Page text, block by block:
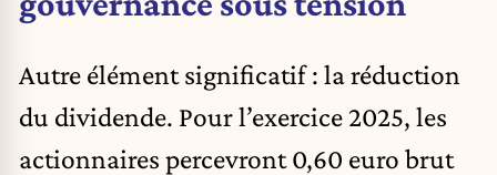
Autre élément significatif : la réduction
du dividende. Pour l’exercice 2025, les
actionnaires percevront 0,60 euro brut